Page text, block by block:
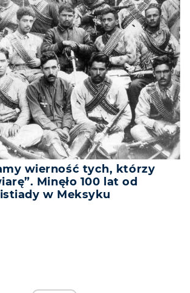
wierność tych, którzy
Minęło 100 lat od
w Meksyku